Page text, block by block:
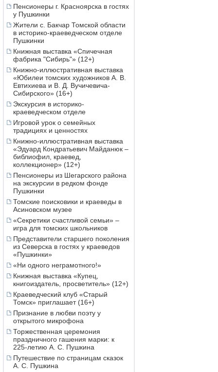
Пенсионеры г. Красноярска в гостях
у Пушкинки
Жители с. Бакчар Томской области
в историко-краеведческом отделе
Пушкинки
Книжная выставка «Спичечная
фабрика "Сибирь"» (12+)
Книжно-иллюстративная выставка
«Юбилеи томских художников А. В.
Евтихиева и В. Д. Вучичевича-
Сибирского» (16+)
Экскурсия в историко-
краеведческом отделе
Игровой урок о семейных
традициях и ценностях
Книжно-иллюстративная выставка
«Эдуард Кондратьевич Майданюк –
библиофил, краевед,
коллекционер» (12+)
Пенсионеры из Шегарского района
на экскурсии в редком фонде
Пушкинки
Томские поисковики и краеведы в
Асиновском музее
«Секретики счастливой семьи» –
игра для томских школьников
Представители старшего поколения
из Северска в гостях у краеведов
«Пушкинки»
«Ни одного неграмотного!»
Книжная выставка «Купец,
книгоиздатель, просветитель» (12+)
Краеведческий клуб «Старый
Томск» приглашает (16+)
Признание в любви поэту у
открытого микрофона
Торжественная церемония
праздничного гашения марки: к
225-летию А. С. Пушкина
Путешествие по страницам сказок
А. С. Пушкина